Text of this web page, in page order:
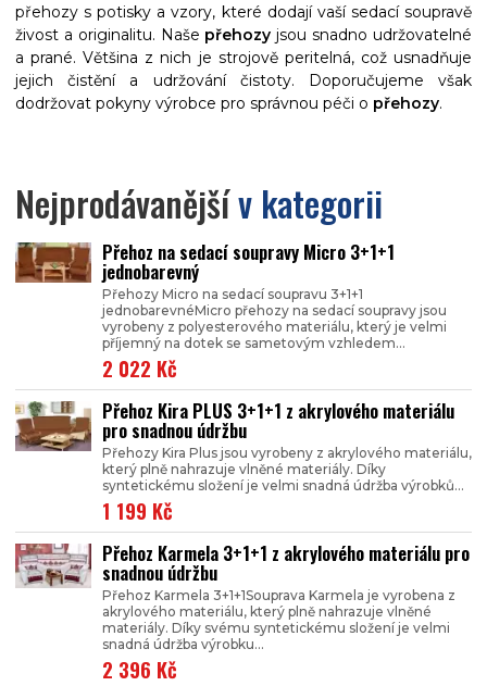
přehozy s potisky a vzory, které dodají vaší sedací soupravě
živost a originalitu. Naše přehozy jsou snadno udržovatelné
a prané. Většina z nich je strojově peritelná, což usnadňuje
jejich čistění a udržování čistoty. Doporučujeme však
dodržovat pokyny výrobce pro správnou péči o přehozy.
Nejprodávanějšív kategorii
Přehoz na sedací soupravy Micro 3+1+1
jednobarevný
Přehozy Micro na sedací soupravu 3+1+1
jednobarevnéMicro přehozy na sedací soupravy jsou
vyrobeny z polyesterového materiálu, který je velmi
příjemný na dotek se sametovým vzhledem...
2 022 Kč
Přehoz Kira PLUS 3+1+1 z akrylového materiálu
pro snadnou údržbu
Přehozy Kira Plus jsou vyrobeny z akrylového materiálu,
který plně nahrazuje vlněné materiály. Díky
syntetickému složení je velmi snadná údržba výrobků...
1 199 Kč
Přehoz Karmela 3+1+1 z akrylového materiálu pro
snadnou údržbu
Přehoz Karmela 3+1+1Souprava Karmela je vyrobena z
akrylového materiálu, který plně nahrazuje vlněné
materiály. Díky svému syntetickému složení je velmi
snadná údržba výrobku...
2 396 Kč